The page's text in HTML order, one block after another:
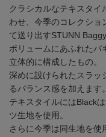
クラシカルなテキスタイ
わせ、今季のコレクショ
て送り出すSTUNN Baggy
ボリュームにあふれたバ
立体的に構成したもの。
深めに設けられたスラッ
るバランス感を加えます。
テキスタイルにはBlack
ツ生地を使用。
さらに今季は同生地を使